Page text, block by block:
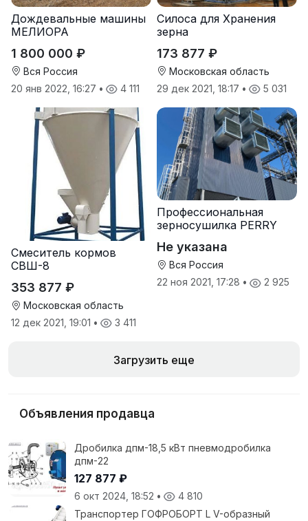
Дождевальные машины
МЕЛИОРА
1 800 000 ₽
Вся Россия
20 янв 2022, 16:27 • 4 111
Силоса для Хранения
зерна
173 877 ₽
Московская область
29 дек 2021, 18:17 • 5 031
Смеситель кормов
СВШ-8
353 877 ₽
Московская область
12 дек 2021, 19:01 • 3 411
Профессиональная
зерносушилка PERRY
Не указана
Вся Россия
22 ноя 2021, 17:28 • 2 925
Загрузить еще
Объявления продавца
Дробилка дпм-18,5 кВт пневмодробилка
дпм-22
127 877 ₽
6 окт 2024, 18:52 •
4 810
Транспортер ГОФРОБОРТ L V-образный